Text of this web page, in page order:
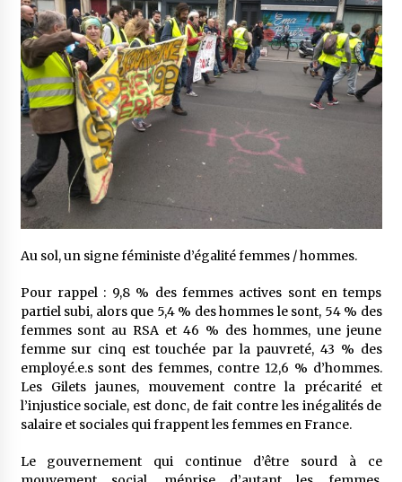
Au sol, un signe féministe d’égalité femmes / hommes.
Pour rappel : 9,8 % des femmes actives sont en temps
partiel subi, alors que 5,4 % des hommes le sont, 54 % des
femmes sont au RSA et 46 % des hommes, une jeune
femme sur cinq est touchée par la pauvreté, 43 % des
employé.e.s sont des femmes, contre 12,6 % d’hommes.
Les Gilets jaunes, mouvement contre la précarité et
l’injustice sociale, est donc, de fait contre les inégalités de
salaire et sociales qui frappent les femmes en France.
Le gouvernement qui continue d’être sourd à ce